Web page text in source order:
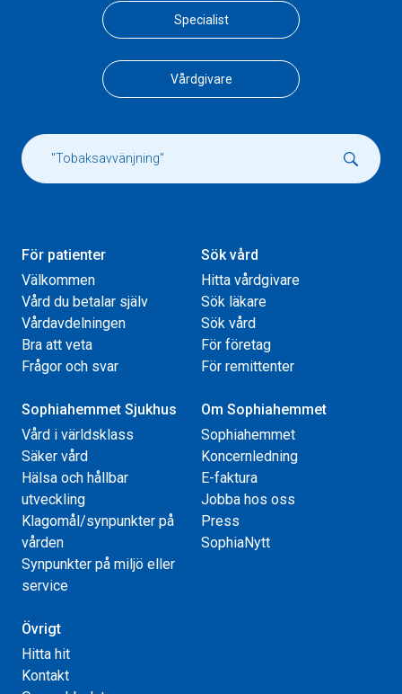
Specialist
Vårdgivare
För patienter
Välkommen
Vård du betalar själv
Vårdavdelningen
Bra att veta
Frågor och svar
Sök vård
Hitta vårdgivare
Sök läkare
Sök vård
För företag
För remittenter
Sophiahemmet Sjukhus
Vård i världsklass
Säker vård
Hälsa och hållbar
utveckling
Klagomål/synpunkter på
vården
Synpunkter på miljö eller
service
Om Sophiahemmet
Sophiahemmet
Koncernledning
E-faktura
Jobba hos oss
Press
SophiaNytt
Övrigt
Hitta hit
Kontakt